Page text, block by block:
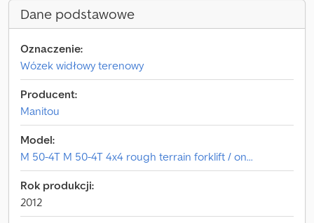
Dane podstawowe
Oznaczenie:
Wózek widłowy terenowy
Producent:
Manitou
Model:
M 50-4T M 50-4T 4x4 rough terrain forklift / on...
Rok produkcji:
2012